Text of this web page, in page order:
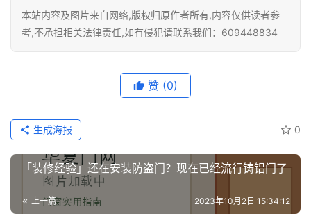
维
修
讯
们
本站内容及图片来自网络,版权归原作者所有,内容仅供读者参
考,不承担相关法律责任,如有侵犯请联系我们：609448834
赞 (0)
0
生成海报
「装修经验」还在安装防盗门？现在已经流行铸铝门了
上一篇 2023年10月2日 15:34:12